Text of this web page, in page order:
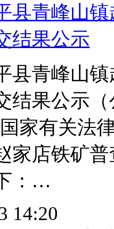
县青峰山
结果公示
县青峰山
结果公示
家有关法
家店铁矿
：…
14:20